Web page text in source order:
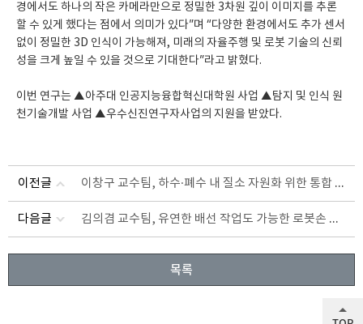
경에서도 하나의 작은 카메라만으로 정밀한 3차원 깊이 이미지를 추론
할 수 있게 했다는 점에서 의미가 있다”며 “다양한 환경에서도 추가 센서
없이 정밀한 3D 인식이 가능해져, 미래의 자율주행 및 로봇 기술의 신뢰
성을 크게 높일 수 있을 것으로 기대한다”라고 밝혔다.
이번 연구는 ▲아주대 인공지능융합혁신대학원 사업 ▲탐지 및 인식 원
천기술개발 사업 ▲우수신진연구자사업의 지원을 받았다.
이전글 이창구 교수팀, 하수·폐수 내 질소 자원화 위한 통합 공정 기술 제시
다음글 김의겸 교수팀, 유연한 배선 작업도 가능한 로봇손 개발
목록